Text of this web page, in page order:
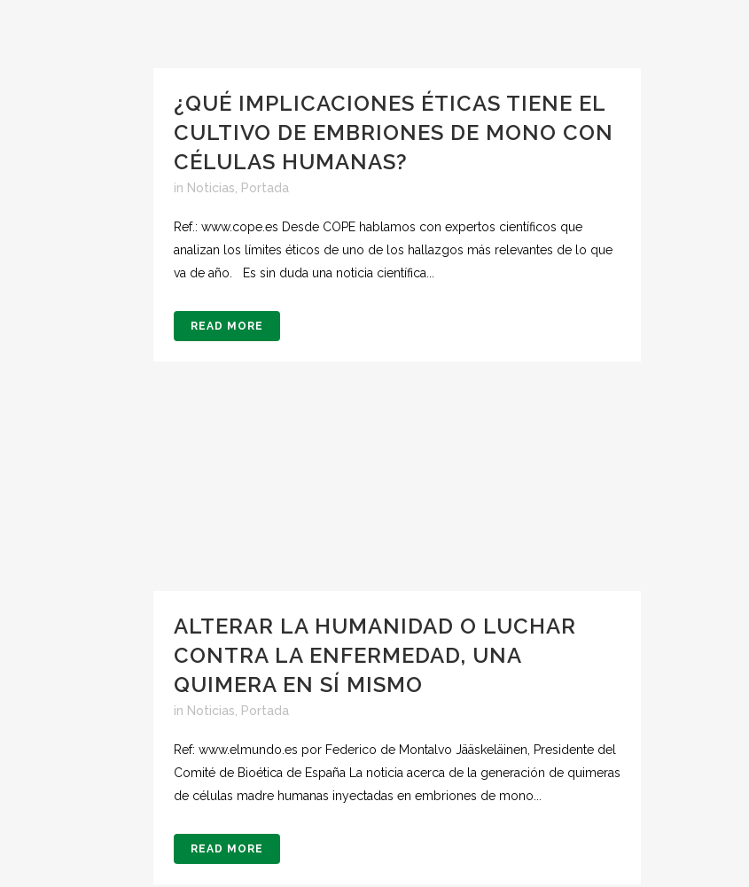
¿QUÉ IMPLICACIONES ÉTICAS TIENE EL
CULTIVO DE EMBRIONES DE MONO CON
CÉLULAS HUMANAS?
in Noticias Portada
Ref.: www.cope.es Desde COPE hablamos con expertos científicos que
analizan los límites éticos de uno de los hallazgos más relevantes de lo que
va de año. Es sin duda una noticia científica...
READ MORE
ALTERAR LA HUMANIDAD O LUCHAR
CONTRA LA ENFERMEDAD, UNA
QUIMERA EN SÍ MISMO
in Noticias Portada
Ref: www.elmundo.es por Federico de Montalvo Jääskeläinen, Presidente del
Comité de Bioética de España La noticia acerca de la generación de quimeras
de células madre humanas inyectadas en embriones de mono...
READ MORE